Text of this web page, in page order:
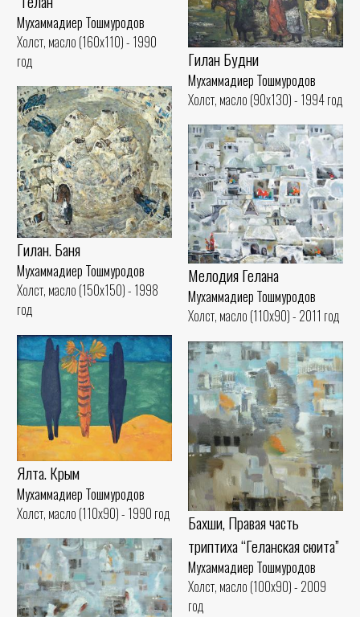
Мухаммадиер Тошмуродов
Холст, масло (160x110) - 1990
год
Гилан Будни
Мухаммадиер Тошмуродов
Холст, масло (90x130) - 1994 год
Гилан. Баня
Мухаммадиер Тошмуродов
Холст, масло (150x150) - 1998
год
Мелодия Гелана
Мухаммадиер Тошмуродов
Холст, масло (110x90) - 2011 год
Ялта. Крым
Мухаммадиер Тошмуродов
Холст, масло (110x90) - 1990 год
Бахши, Правая часть
триптиха “Геланская сюита”
Мухаммадиер Тошмуродов
Холст, масло (100x90) - 2009
год